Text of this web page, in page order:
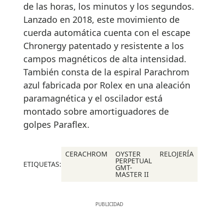
de las horas, los minutos y los segundos.
Lanzado en 2018, este movimiento de
cuerda automática cuenta con el escape
Chronergy patentado y resistente a los
campos magnéticos de alta intensidad.
También consta de la espiral Parachrom
azul fabricada por Rolex en una aleación
paramagnética y el oscilador está
montado sobre amortiguadores de
golpes Paraflex.
ETIQUETAS:
CERACHROM OYSTER
PERPETUAL
GMT-
MASTER II
RELOJERÍA